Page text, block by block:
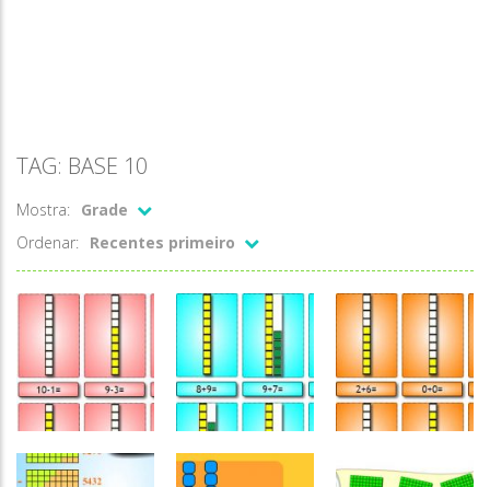
TAG: BASE 10
Mostra:
Grade
Ordenar:
Recentes primeiro